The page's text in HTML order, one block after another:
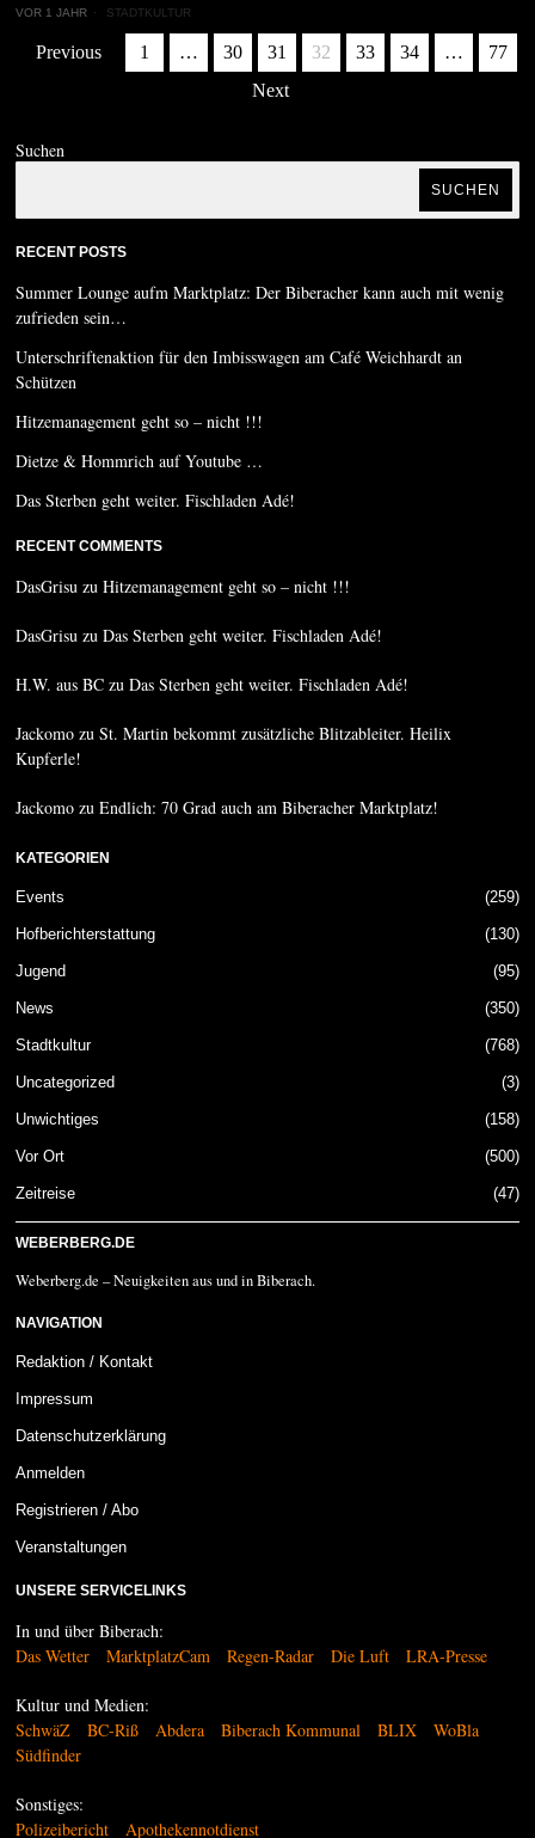
VOR 1 JAHR STADTKULTUR
Previous 1 … 30 31 32 33 34 …
77
Next
Suchen
SUCHEN
RECENT POSTS
Summer Lounge aufm Marktplatz: Der Biberacher kann auch mit wenig
zufrieden sein…
Unterschriftenaktion für den Imbisswagen am Café Weichhardt an
Schützen
Hitzemanagement geht so – nicht !!!
Dietze & Hommrich auf Youtube …
Das Sterben geht weiter. Fischladen Adé!
RECENT COMMENTS
DasGrisu zuHitzemanagement geht so – nicht !!!
DasGrisu zuDas Sterben geht weiter. Fischladen Adé!
H.W. aus BC zuDas Sterben geht weiter. Fischladen Adé!
Jackomo zuSt. Martin bekommt zusätzliche Blitzableiter. Heilix
Kupferle!
Jackomo zuEndlich: 70 Grad auch am Biberacher Marktplatz!
KATEGORIEN
Events 259
Hofberichterstattung 130
Jugend 95
News 350
Stadtkultur 768
Uncategorized 3
Unwichtiges 158
Vor Ort 500
Zeitreise 47
WEBERBERG.DE
Weberberg.de – Neuigkeiten aus und in Biberach.
NAVIGATION
Redaktion / Kontakt
Impressum
Datenschutzerklärung
Anmelden
Registrieren / Abo
Veranstaltungen
UNSERE SERVICELINKS
In und über Biberach:
Das Wetter
MarktplatzCam Regen-Radar Die Luft LRA-Presse
Kultur und Medien:
SchwäZ
BC-Riß Abdera Biberach Kommunal BLIX
WoBla
Südfinder
Sonstiges:
Polizeibericht
Apothekennotdienst